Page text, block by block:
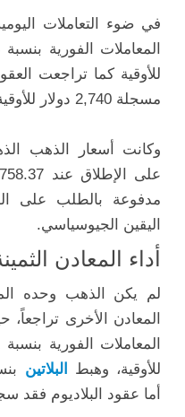
في ضوء التعاملات
مسجلة 2,740 دولار للأوقية.
وكانت أسعار الذهب
مدفوعة بالطلب على
اليقين الجيوسياسي.
أداء المعادن
لم يكن الذهب وحده
المعادن الأخرى
للأوقية، وهبط
البلاتين
أما عقود البلاديوم فقد سجلت عند